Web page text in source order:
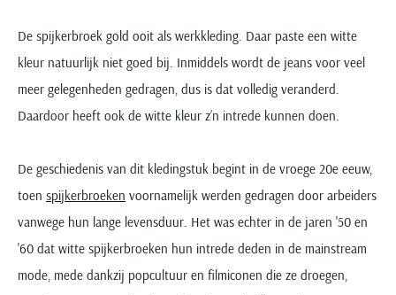
De spijkerbroek gold ooit als werkkleding. Daar paste een witte
kleur natuurlijk niet goed bij. Inmiddels wordt de jeans voor veel
meer gelegenheden gedragen, dus is dat volledig veranderd.
Daardoor heeft ook de witte kleur z’n intrede kunnen doen.
De geschiedenis van dit kledingstuk begint in de vroege 20e eeuw,
toen spijkerbroeken voornamelijk werden gedragen door arbeiders
vanwege hun lange levensduur. Het was echter in de jaren '50 en
'60 dat witte spijkerbroeken hun intrede deden in de mainstream
mode, mede dankzij popcultuur en filmiconen die ze droegen,